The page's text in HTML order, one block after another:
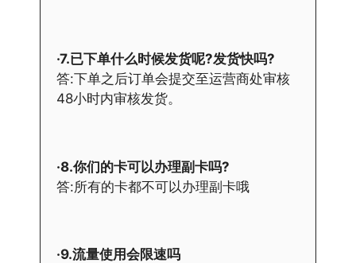
·7.已下单什么时候发货呢?发货快吗?
答:下单之后订单会提交至运营商处审核
48小时内审核发货。
·8.你们的卡可以办理副卡吗?
答:所有的卡都不可以办理副卡哦
·9.流量使用会限速吗